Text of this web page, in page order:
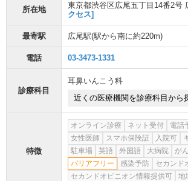
所在地 東京都渋谷区広尾五丁目14番2号
クセス]
最寄駅 広尾駅(駅から南に約220m)
電話 03-3473-1331
診療科目
耳鼻いんこう科
近くの医療機関を診療科目から
特徴
オンライン診療 ネット受付 電話
女性医師
スマホ保険証 入院可
駐車場
英語 外国語 大病院 がん
バリアフリー
感染予防
セカンド
セカンドオピニオン情報提供可
地